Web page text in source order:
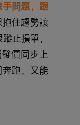
問題，跟
住趨勢讓
止損單，
價同步上
跑，又能